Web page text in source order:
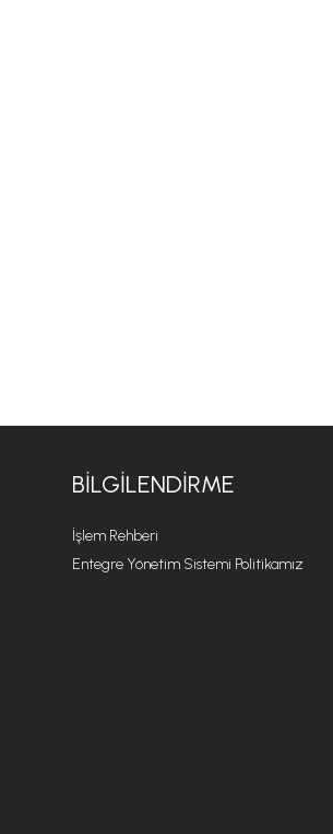
BILGILENDIRME
İşlem Rehberi
Entegre Yönetim Sistemi Politikamız